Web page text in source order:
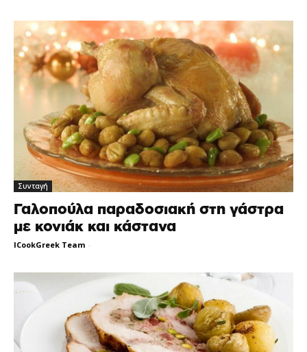
Συνταγή
Γαλοπούλα παραδοσιακή στη γάστρα
με κονιάκ και κάστανα
ICookGreek Team -